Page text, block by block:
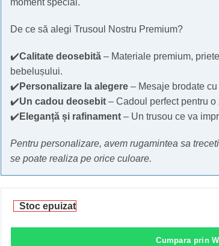
De ce să alegi Trusoul Nostru Premium?
✔️Calitate deosebită – Materiale premium,
bebelușului.
✔️ Personalizare la alegere – Mesaje brodate
✔️Un cadou deosebit – Cadoul perfect pentru
✔️ Eleganță și rafinament – Un trusou ce va
Pentru personalizare, avem rugamintea sa
se poate realiza pe orice culoare.
Stoc epuizat
Cumpara prin